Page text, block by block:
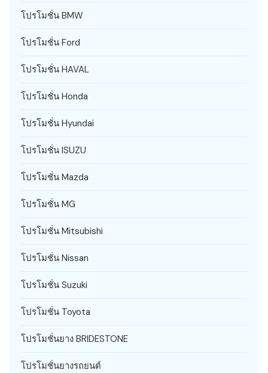
โปรโมชั่น BMW
โปรโมชั่น Ford
โปรโมชั่น HAVAL
โปรโมชั่น Honda
โปรโมชั่น Hyundai
โปรโมชั่น ISUZU
โปรโมชั่น Mazda
โปรโมชั่น MG
โปรโมชั่น Mitsubishi
โปรโมชั่น Nissan
โปรโมชั่น Suzuki
โปรโมชั่น Toyota
โปรโมชั่นยาง BRIDESTONE
โปรโมชั่นยางรถยนต์